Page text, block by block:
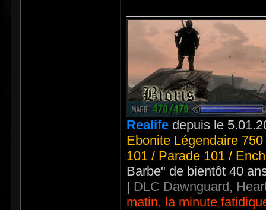
Realife depuis le
Ebonite Légendaire
101 / Parade 101 /
Barbe" de bientôt 40
| DLC Dawnguard,
matin, la minute